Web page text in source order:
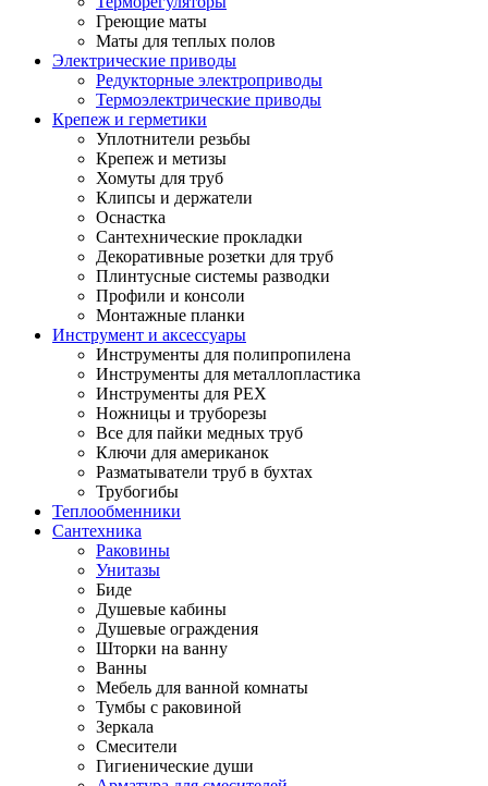
Греющие маты
Маты для теплых полов
Электрические приводы
Редукторные электроприводы
Термоэлектрические приводы
Крепеж и герметики
Уплотнители резьбы
Крепеж и метизы
Хомуты для труб
Клипсы и держатели
Оснастка
Сантехнические прокладки
Декоративные розетки для труб
Плинтусные системы разводки
Профили и консоли
Монтажные планки
Инструмент и аксессуары
Инструменты для полипропилена
Инструменты для металлопластика
Инструменты для PEX
Ножницы и труборезы
Все для пайки медных труб
Ключи для американок
Разматыватели труб в бухтах
Трубогибы
Теплообменники
Сантехника
Раковины
Унитазы
Биде
Душевые кабины
Душевые ограждения
Шторки на ванну
Ванны
Мебель для ванной комнаты
Тумбы с раковиной
Зеркала
Смесители
Гигиенические души